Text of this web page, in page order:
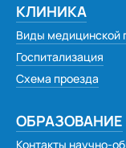
КЛИНИКА
Виды медицинской
Госпитализация
Схема проезда
ОБРАЗОВАНИЕ
Контакты научно-